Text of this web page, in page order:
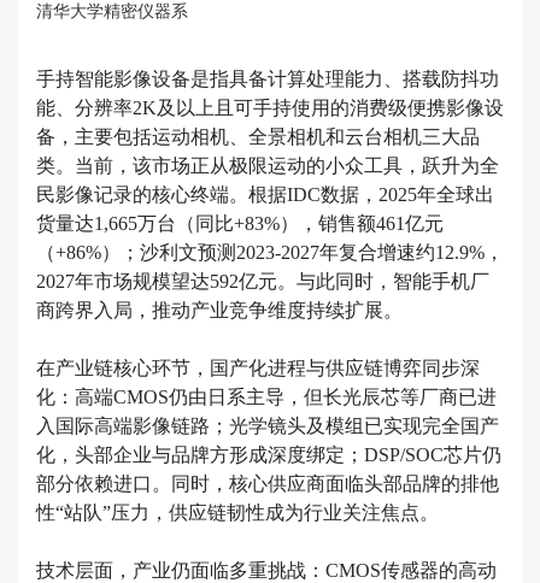
清华大学精密仪器系
手持智能影像设备是指具备计算处理能力、搭载防抖功
能、分辨率2K及以上且可手持使用的消费级便携影像设
备，主要包括运动相机、全景相机和云台相机三大品
类。当前，该市场正从极限运动的小众工具，跃升为全
民影像记录的核心终端。根据IDC数据，2025年全球出
货量达1,665万台（同比+83%），销售额461亿元
（+86%）；沙利文预测2023-2027年复合增速约12.9%，
2027年市场规模望达592亿元。与此同时，智能手机厂
商跨界入局，推动产业竞争维度持续扩展。
在产业链核心环节，国产化进程与供应链博弈同步深
化：高端CMOS仍由日系主导，但长光辰芯等厂商已进
入国际高端影像链路；光学镜头及模组已实现完全国产
化，头部企业与品牌方形成深度绑定；DSP/SOC芯片仍
部分依赖进口。同时，核心供应商面临头部品牌的排他
性“站队”压力，供应链韧性成为行业关注焦点。
技术层面，产业仍面临多重挑战：CMOS传感器的高动